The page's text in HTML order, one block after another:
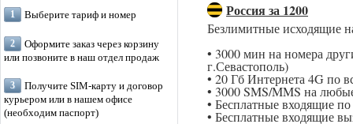
Выберите тариф и номер
Оформите заказ через корзину
или позвоните в наш отдел продаж
Получите SIM-карту и договор
курьером или в нашем офисе
(необходим паспорт)
Россия за 1200
Безлимитные исходящие
• 3000 мин на номера
г.Севастополь)
• 20 Гб Интернета 4G по
• 3000 SMS/MMS на
• Бесплатные входящие
• Бесплатные входящие